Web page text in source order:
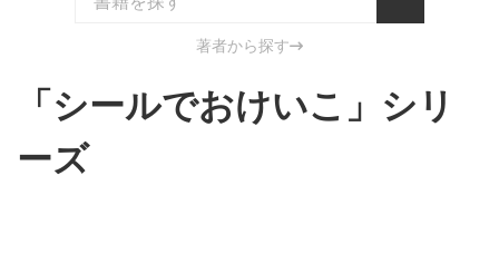
著者から探す
「シールでおけいこ」シリ
ーズ